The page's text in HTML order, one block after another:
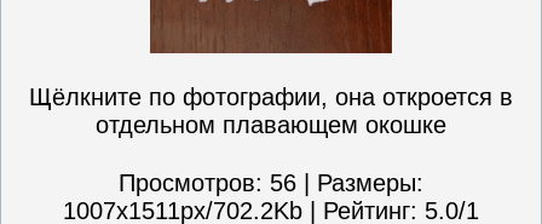
Щёлкните по фотографии, она откроется в
отдельном плавающем окошке
Просмотров: 56 | Размеры:
1007x1511px/702.2Kb | Рейтинг: 5.0/1